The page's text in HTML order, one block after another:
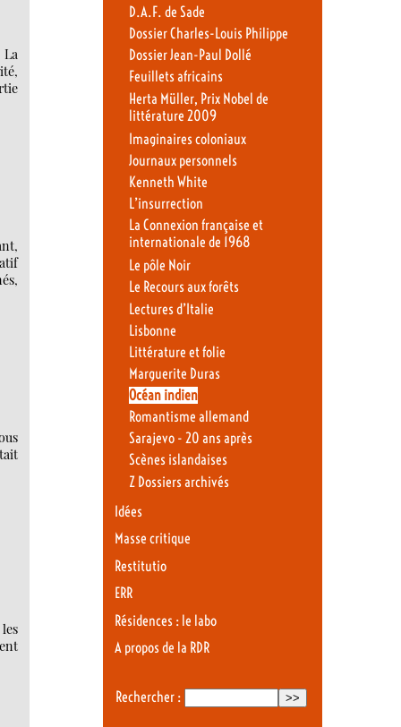
D.A.F. de Sade
Dossier Charles-Louis Philippe
Dossier Jean-Paul Dollé
Feuillets africains
Herta Müller, Prix Nobel de
littérature 2009
Imaginaires coloniaux
Journaux personnels
Kenneth White
L’insurrection
La Connexion française et
internationale de 1968
Le pôle Noir
Le Recours aux forêts
Lectures d’Italie
Lisbonne
Littérature et folie
Marguerite Duras
Océan indien
Romantisme allemand
Sarajevo - 20 ans après
Scènes islandaises
Z Dossiers archivés
Idées
Masse critique
Restitutio
ERR
Résidences : le labo
A propos de la RDR
Rechercher :